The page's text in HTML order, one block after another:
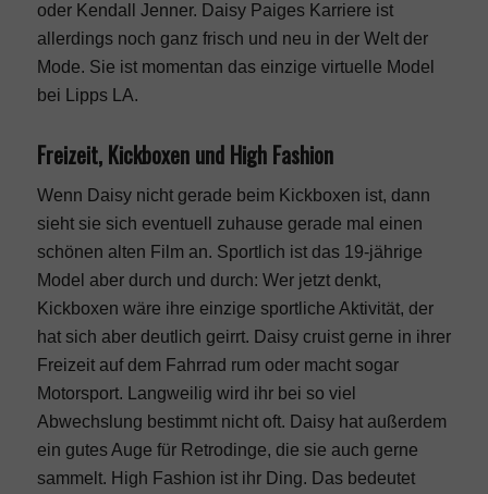
oder Kendall Jenner. Daisy Paiges Karriere ist
allerdings noch ganz frisch und neu in der Welt der
Mode. Sie ist momentan das einzige virtuelle Model
bei Lipps LA.
Freizeit, Kickboxen und High Fashion
Wenn Daisy nicht gerade beim Kickboxen ist, dann
sieht sie sich eventuell zuhause gerade mal einen
schönen alten Film an. Sportlich ist das 19-jährige
Model aber durch und durch: Wer jetzt denkt,
Kickboxen wäre ihre einzige sportliche Aktivität, der
hat sich aber deutlich geirrt. Daisy cruist gerne in ihrer
Freizeit auf dem Fahrrad rum oder macht sogar
Motorsport. Langweilig wird ihr bei so viel
Abwechslung bestimmt nicht oft. Daisy hat außerdem
ein gutes Auge für Retrodinge, die sie auch gerne
sammelt. High Fashion ist ihr Ding. Das bedeutet